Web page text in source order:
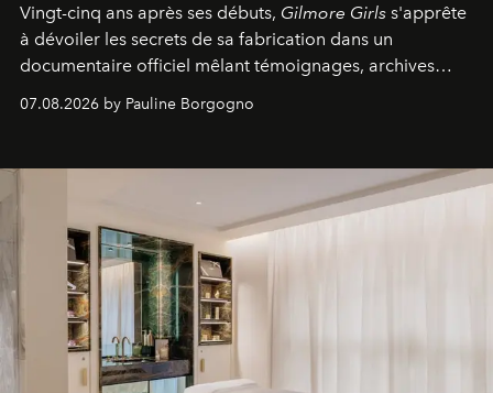
Vingt-cinq ans après ses débuts, Gilmore Girls s'apprête
à dévoiler les secrets de sa fabrication dans un
documentaire officiel mêlant témoignages, archives
générationnel.
07.08.2026 by Pauline Borgogno